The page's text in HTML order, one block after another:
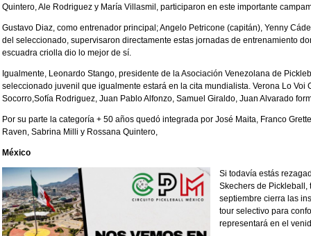
Quintero, Ale Rodriguez y María Villasmil, participaron en este importante
Gustavo Diaz, como entrenador principal; Angelo Petricone (capitán), Yenny
del seleccionado, supervisaron directamente estas jornadas de entrenamiento
escuadra criolla dio lo mejor de sí.
Igualmente, Leonardo Stango, presidente de la Asociación Venezolana de
seleccionado juvenil que igualmente estará en la cita mundialista. Verona Lo Voi
Socorro,Sofía Rodriguez, Juan Pablo Alfonzo, Samuel Giraldo, Juan Alvarado
Por su parte la categoría + 50 años quedó integrada por José Maita, Franco
Raven, Sabrina Milli y Rossana Quintero,
México
Si todavía estás
Skechers de Pickleball,
septiembre cierra las
tour selectivo para
representará en el